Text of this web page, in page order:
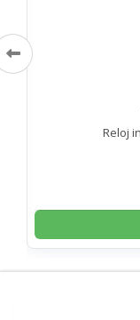
Reloj